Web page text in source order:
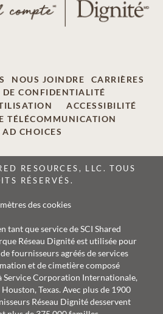
NOUS JOINDRE
CARRIÈRES
DE CONFIDENTIALITÉ
ACCESSIBILITÉ
TÉLÉCOMMUNICATION
AD CHOICES
RESOURCES, LLC. TOUS
RÉSERVÉS.
des cookies
tant que service de SCI Shared
Réseau Dignité est utilisée pour
fournisseurs agréés de services
et de cimetière composé
Service Corporation Internationale,
Texas. Avec plus de 1900
Réseau Dignité desservent